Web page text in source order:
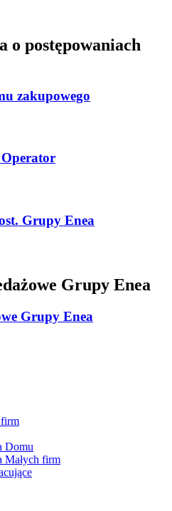
o postępowaniach
zakupowego
Operator
Grupy Enea
Grupy Enea
Grupy Enea
firm
Domu
Małych firm